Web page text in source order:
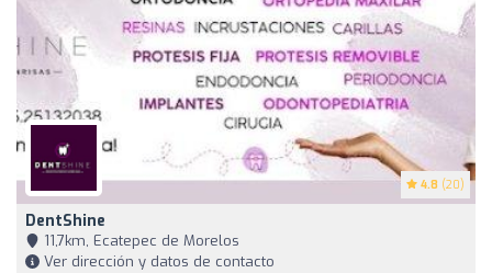
4.8 (20)
DentShine
11,7km, Ecatepec de Morelos
Ver dirección y datos de contacto